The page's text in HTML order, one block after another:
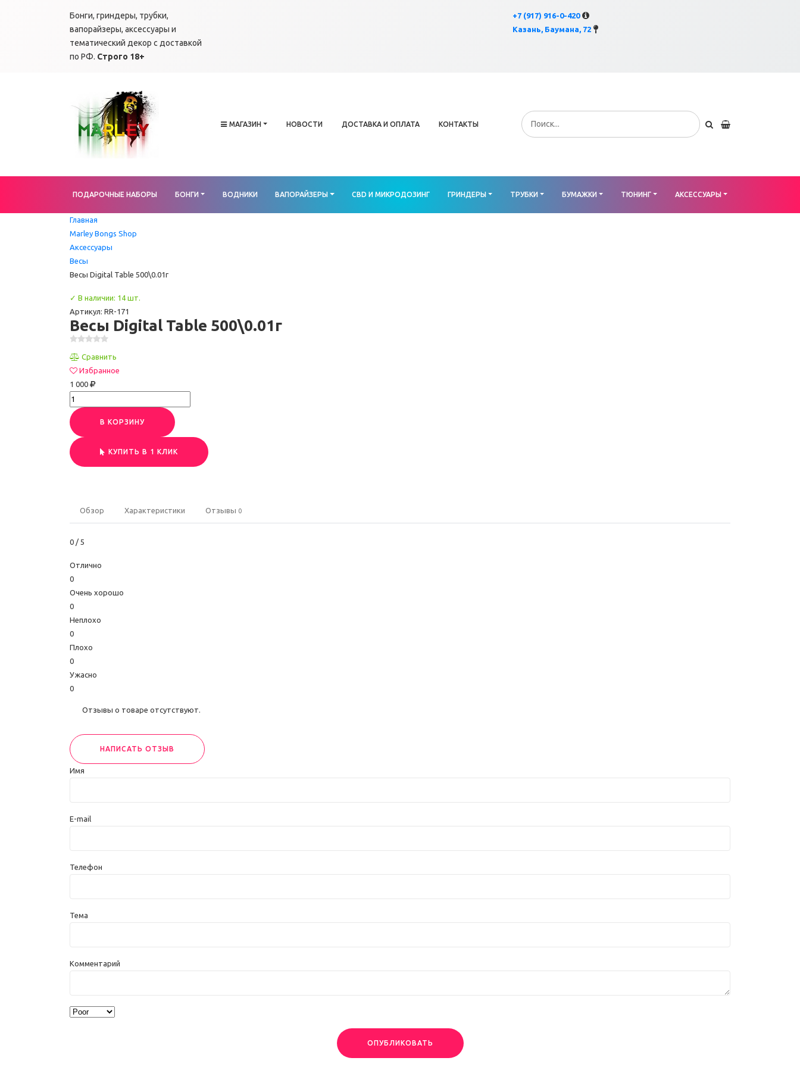
Бонги, гриндеры, трубки,
вапорайзеры, аксессуары и
тематический декор с доставкой
по РФ. Строго 18+
+7 (917) 916-0-420
Казань, Баумана, 72
МАГАЗИН НОВОСТИ ДОСТАВКА И ОПЛАТА КОНТАКТЫ
ПОДАРОЧНЫЕ НАБОРЫ БОНГИ ВОДНИКИ ВАПОРАЙЗЕРЫ CBD И МИКРОДОЗИНГ ГРИНДЕРЫ ТРУБКИ БУМАЖКИ ТЮНИНГ АКСЕССУАРЫ
Главная
Marley Bongs Shop
Аксессуары
Весы
Весы Digital Table 500\0.01г
✓ В наличии: 14 шт.
Артикул: RR-171
Весы Digital Table 500\0.01г
Сравнить
Избранное
1 000
В КОРЗИНУ
КУПИТЬ В 1 КЛИК
Обзор Характеристики Отзывы 0
0 / 5
Отлично
0
Очень хорошо
0
Неплохо
0
Плохо
0
Ужасно
0
Отзывы о товаре отсутствуют.
НАПИСАТЬ ОТЗЫВ
Имя
E-mail
Телефон
Тема
Комментарий
ОПУБЛИКОВАТЬ